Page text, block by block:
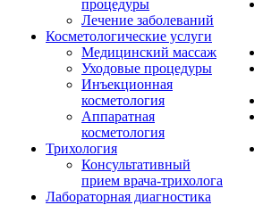
процедуры
Лечение заболеваний
Косметологические услуги
Медицинский массаж
Уходовые процедуры
Инъекционная
косметология
Аппаратная
косметология
Трихология
Консультативный
прием врача-трихолога
Лабораторная диагностика